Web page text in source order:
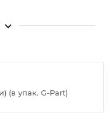
(в упак. G-Part)